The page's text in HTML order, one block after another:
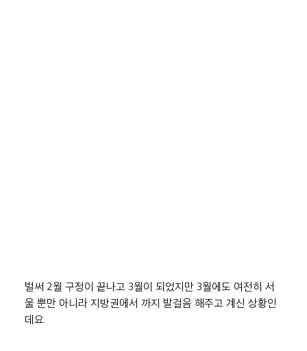
벌써 2월 구정이 끝나고 3월이 되었지만 3월에도 여전히 서
울 뿐만 아니라 지방권에서 까지 발걸음 해주고 계신 상황인
데요.